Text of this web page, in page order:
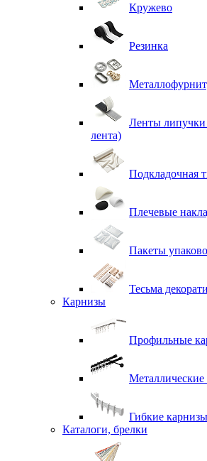
Кружево
Резинка
Ленты липучки
лента)
Подкладочная
Плечевые
Пакеты
Тесьма
Карнизы
Профильные
Гибкие карнизы
Каталоги, брелки